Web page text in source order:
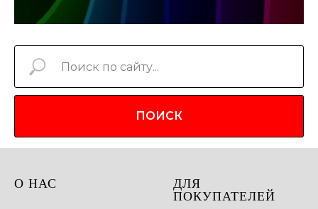
ПОИСК
О НАС ДЛЯ
ПОКУПАТЕЛЕЙ